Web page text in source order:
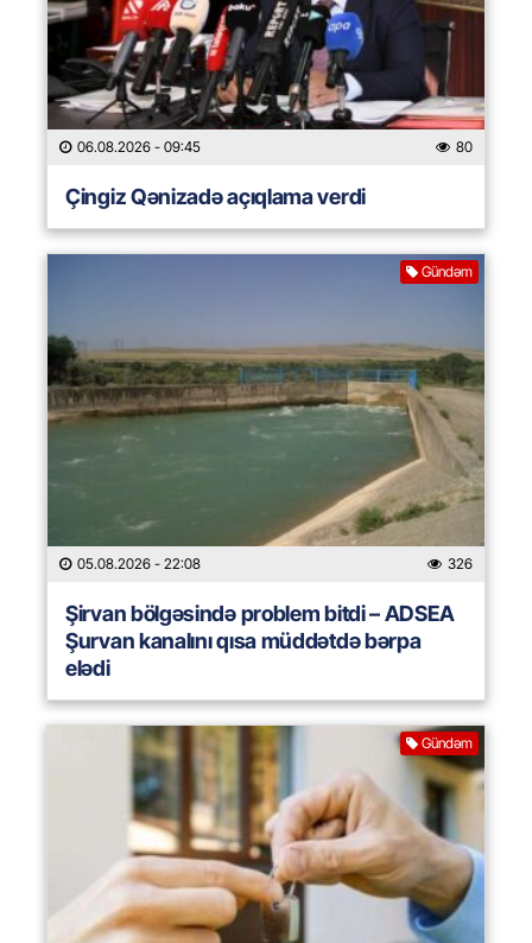
06.08.2026 - 09:45 80
Çingiz Qənizadə açıqlama verdi
Gündəm
05.08.2026 - 22:08 326
Şirvan bölgəsində problem bitdi – ADSEA
Şurvan kanalını qısa müddətdə bərpa
elədi
Gündəm